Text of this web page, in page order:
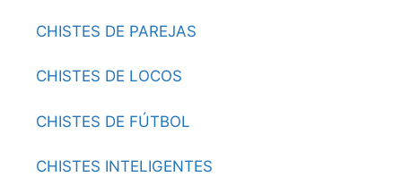
CHISTES DE PAREJAS
CHISTES DE LOCOS
CHISTES DE FÚTBOL
CHISTES INTELIGENTES